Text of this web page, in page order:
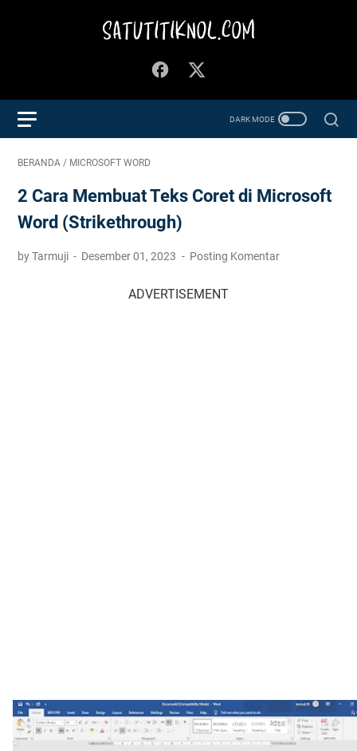
BERANDA / MICROSOFT WORD
2 Cara Membuat Teks Coret di Microsoft
Word (Strikethrough)
by Tarmuji Desember 01, 2023 Posting Komentar
ADVERTISEMENT